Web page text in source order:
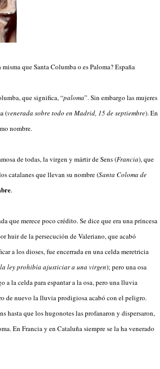
misma que Santa Columba o es Paloma? España
que significa, “paloma”. Sin embargo las mujeres
(venerada sobre todo en Madrid, 15 de septiembre). En
nombre.
de todas, la virgen y mártir de Sens (Francia), que
catalanes que llevan su nombre (Santa Coloma de
.
que merece poco crédito. Se dice que era una princesa
huir de la persecución de Valeriano, que acabó
a los dioses, fue encerrada en una celda meretricia
ley prohibía ajusticiar a una virgen); pero una osa
la celda para espantar a la osa, pero una lluvia
de nuevo la lluvia prodigiosa acabó con el peligro.
hasta que los hugonotes las profanaron y dispersaron,
En Francia y en Cataluña siempre se la ha venerado